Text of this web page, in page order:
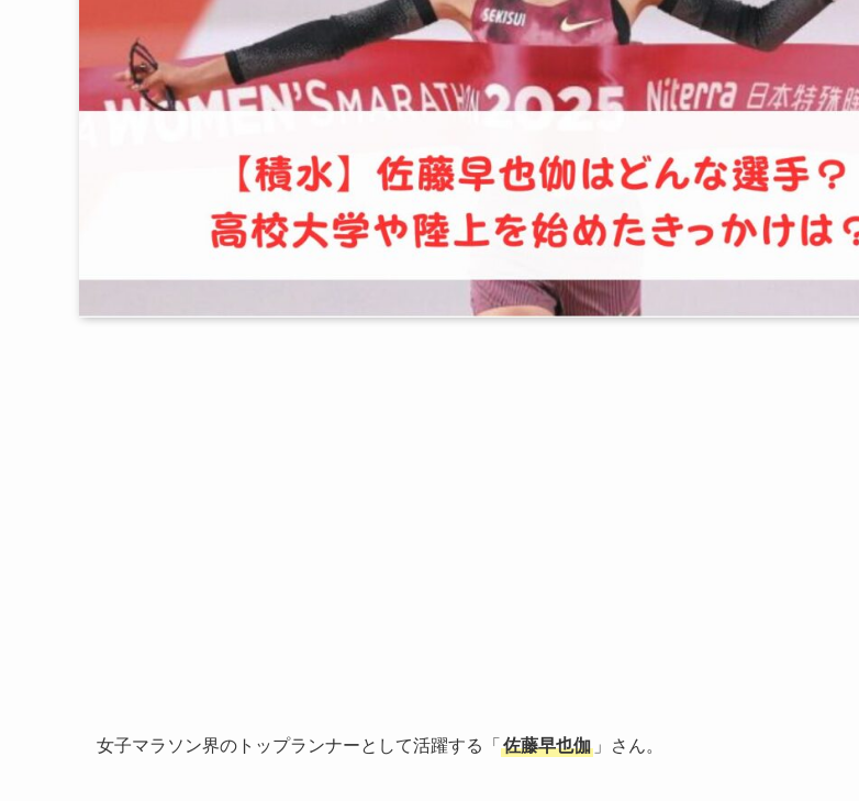
女子マラソン界のトップランナーとして活躍する「 佐藤早也伽 」さん。